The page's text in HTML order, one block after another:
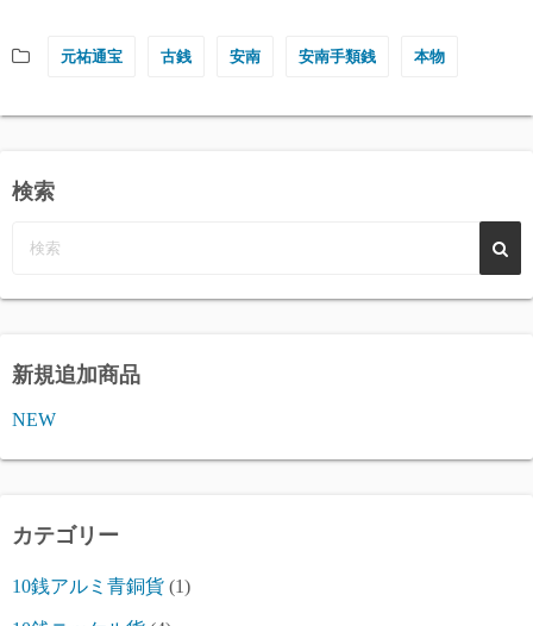
元祐通宝 古銭 安南 安南手類銭 本物
検索
新規追加商品
NEW
カテゴリー
10銭アルミ青銅貨 (1)